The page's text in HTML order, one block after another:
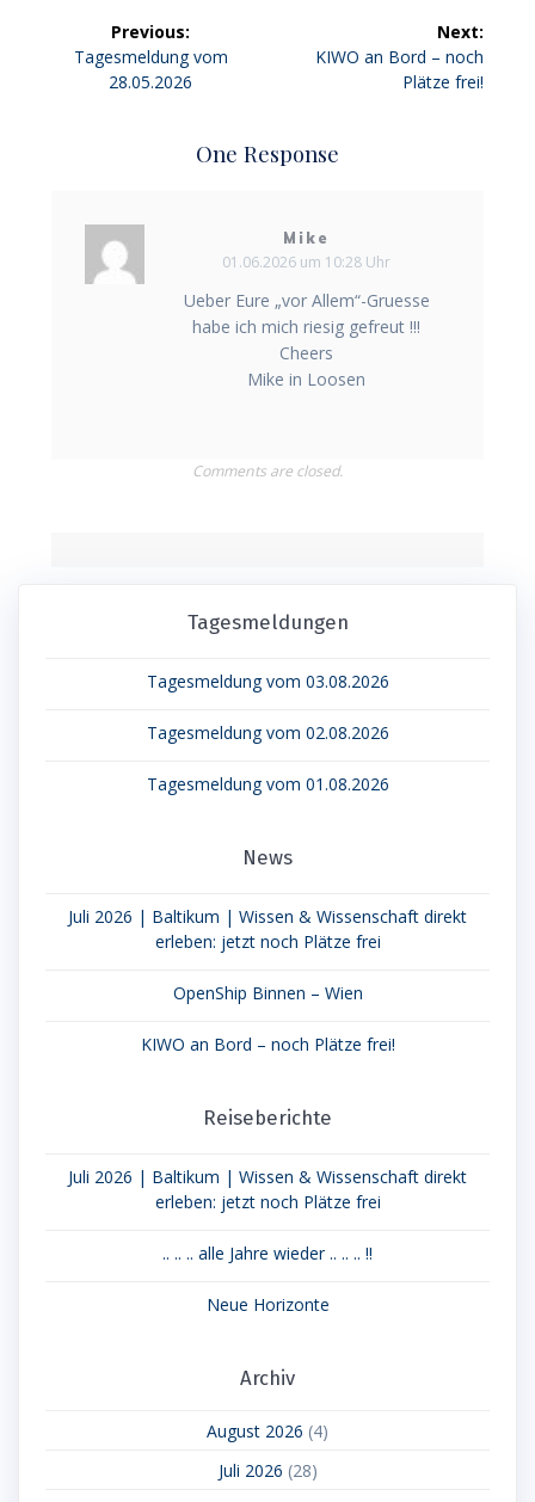
Beitragsnavigation
Previous:
Previous
post:
Tagesmeldung vom
28.05.2026
Next:
Next
KIWO an Bord – noch
Plätze frei!
One Response
Mike
01.06.2026 um 10:28 Uhr
Ueber Eure „vor Allem“-Gruesse
habe ich mich riesig gefreut !!!
Cheers
Mike in Loosen
Comments are closed.
Tagesmeldungen
Tagesmeldung vom 03.08.2026
Tagesmeldung vom 02.08.2026
Tagesmeldung vom 01.08.2026
News
Juli 2026 | Baltikum | Wissen & Wissenschaft direkt
erleben: jetzt noch Plätze frei
OpenShip Binnen – Wien
KIWO an Bord – noch Plätze frei!
Reiseberichte
Juli 2026 | Baltikum | Wissen & Wissenschaft direkt
erleben: jetzt noch Plätze frei
.. .. .. alle Jahre wieder .. .. .. !!
Neue Horizonte
Archiv
August 2026 (4)
Juli 2026 (28)